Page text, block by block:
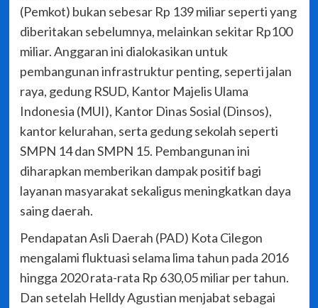
(Pemkot) bukan sebesar Rp 139 miliar seperti yang
diberitakan sebelumnya, melainkan sekitar Rp100
miliar. Anggaran ini dialokasikan untuk
pembangunan infrastruktur penting, seperti jalan
raya, gedung RSUD, Kantor Majelis Ulama
Indonesia (MUI), Kantor Dinas Sosial (Dinsos),
kantor kelurahan, serta gedung sekolah seperti
SMPN 14 dan SMPN 15. Pembangunan ini
diharapkan memberikan dampak positif bagi
layanan masyarakat sekaligus meningkatkan daya
saing daerah.
Pendapatan Asli Daerah (PAD) Kota Cilegon
mengalami fluktuasi selama lima tahun pada 2016
hingga 2020 rata-rata Rp 630,05 miliar per tahun.
Dan setelah Helldy Agustian menjabat sebagai